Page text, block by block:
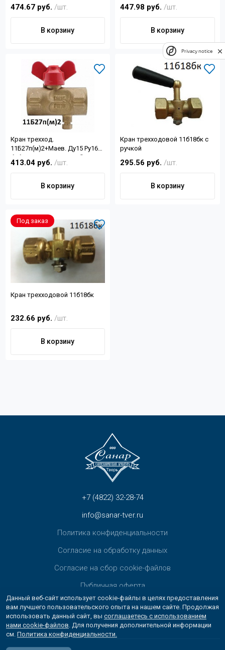
474.67 руб. /шт.
В корзину
фланца п/ман.
447.98 руб. /шт.
В корзину
Кран трехход.
11Б27п(м)2+Маев. Ду15 Ру16
бабочка п/ман. G/G 1/2"
413.04 руб. /шт.
В корзину
Кран трехходовой 11б18бк с
ручкой
295.56 руб. /шт.
В корзину
Под заказ
Кран трехходовой 11б18бк
232.66 руб. /шт.
В корзину
+7 (4822) 32-28-74
info@sanar-tver.ru
Политика конфиденциальности
Согласие на обработку данных
Согласие на сбор cookie-файлов
Публичная оферта
Возврат товара
Контакты
Данный веб-сайт использует cookie-файлы в целях предоставления
вам лучшего пользовательского опыта на нашем сайте. Продолжая
использовать данный сайт, вы соглашаетесь с использованием
нами cookie-файлов. Для получения дополнительной информации
см. Политика конфиденциальности.
Privacy notice